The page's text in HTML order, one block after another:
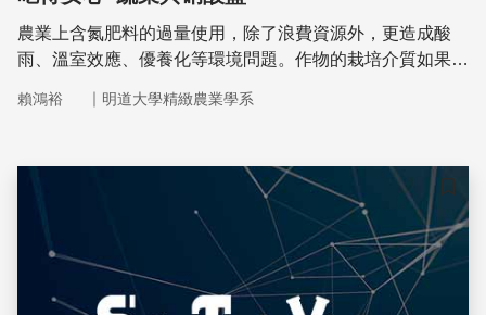
農業上含氮肥料的過量使用，除了浪費資源外，更造成酸
雨、溫室效應、優養化等環境問題。作物的栽培介質如果氮
賴鴻裕 ｜ 明道大學精緻農業學系
儲存